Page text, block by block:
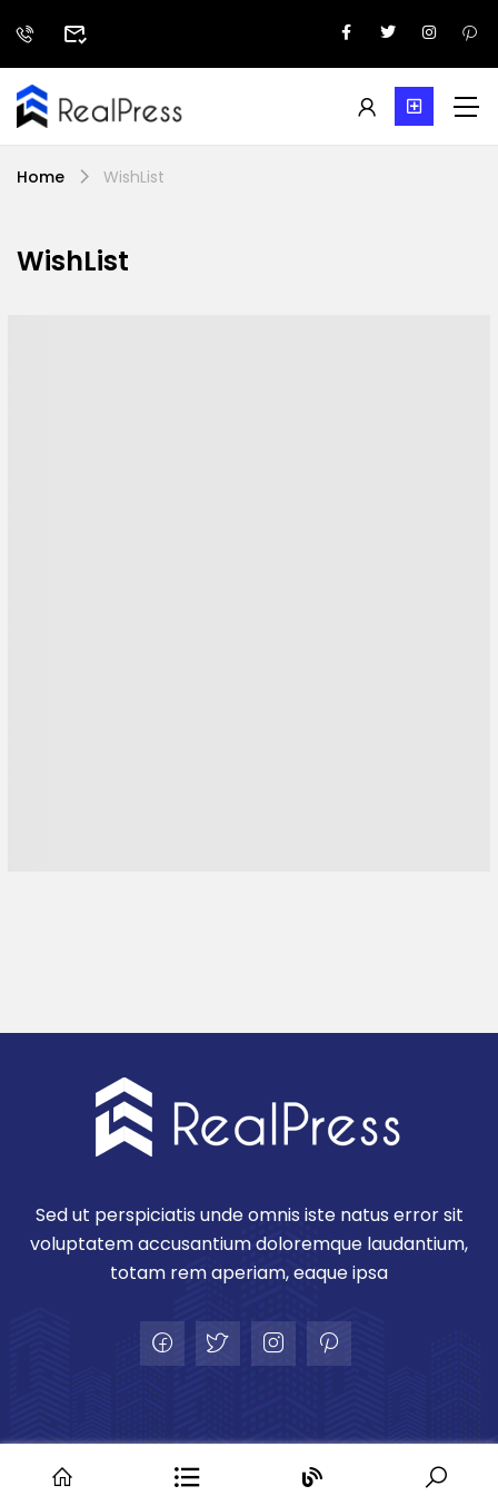
Home WishList
WishList
Sed ut perspiciatis unde omnis iste natus error sit
voluptatem accusantium doloremque laudantium,
totam rem aperiam, eaque ipsa